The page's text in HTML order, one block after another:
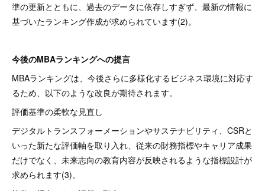
準の更新とともに、過去のデータに依存しすぎず、最新の情報に
基づいたランキング作成が求められています(2)。
今後のMBAランキングへの提言
MBAランキングは、今後さらに多様化するビジネス環境に対応す
るため、以下のような改良が期待されます。
評価基準の柔軟な見直し
デジタルトランスフォーメーションやサステナビリティ、CSRと
いった新たな評価軸を取り入れ、従来の財務指標やキャリア成果
だけでなく、未来志向の教育内容が反映されるような指標設計が
求められます(3)。